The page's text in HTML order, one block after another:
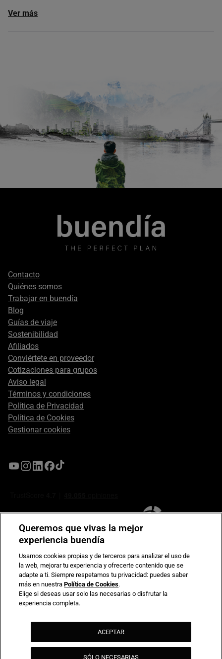
Ver más
Footer
secondary
Contacto
Quiénes somos
Trabajar en buendía
Blog
Guías de viaje
Sostenibilidad
Afiliados
Conviértete en proveedor
Cotizaciones para grupos
Aviso legal
Términos y condiciones
Política de Privacidad
Política de Cookies
Gestionar cookies
Compromiso de seguridad en pagos electrónicos
Queremos que vivas la mejor
experiencia buendía
Usamos cookies propias y de terceros para analizar el uso de
la web, mejorar tu experiencia y ofrecerte contenido que se
adapte a ti. Siempre respetamos tu privacidad: puedes saber
más en nuestraPolítica de Cookies.
Elige si deseas usar solo las necesarias o disfrutar la
experiencia completa.
ACEPTAR
SÓLO NECESARIAS